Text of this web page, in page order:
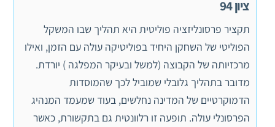
ציון 94
תקציר פרסונליזציה פוליטית היא תהליך שבו המשקל
הפוליטי של השחקן היחיד בפוליטיקה עולה עם הזמן, ואילו
מרכזיותה של הקבוצה (למשל ובעיקר המפלגה ) יורדת.
מדובר בתהליך גלובלי שמוביל לכך שהמוסדות
הדמוקרטיים של המדינה נחלשים, בעוד שמעמד המנהיג
הפרסונלי עולה. תופעה זו רלוונטית גם בתקשורת, כאשר